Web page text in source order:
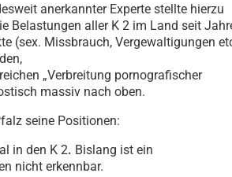
anerkannter Experte stellte hierzu
Belastungen aller K 2 im Land seit
(sex. Missbrauch, Vergewaltigungen
„Verbreitung pornografischer
massiv nach oben.
seine Positionen:
in den K 2. Bislang ist ein
nicht erkennbar.